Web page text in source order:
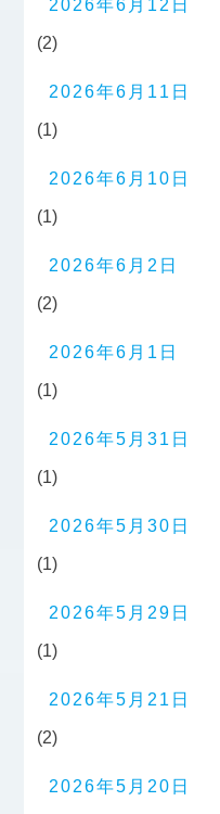
2026年6月12日
(2)
2026年6月11日
(1)
2026年6月10日
(1)
2026年6月2日
(2)
2026年6月1日
(1)
2026年5月31日
(1)
2026年5月30日
(1)
2026年5月29日
(1)
2026年5月21日
(2)
2026年5月20日